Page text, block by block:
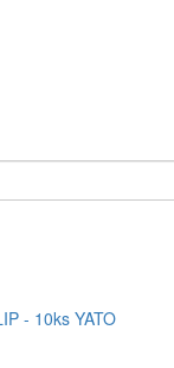
- 10ks YATO